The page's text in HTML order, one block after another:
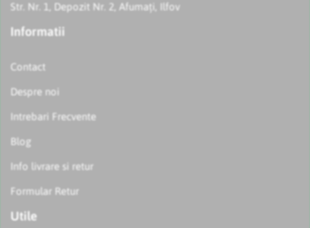
Str. Nr. 1, Depozit Nr. 2, Afumați, Ilfov
Informatii
Contact
Despre noi
Intrebari Frecvente
Blog
Info livrare si retur
Formular Retur
Utile